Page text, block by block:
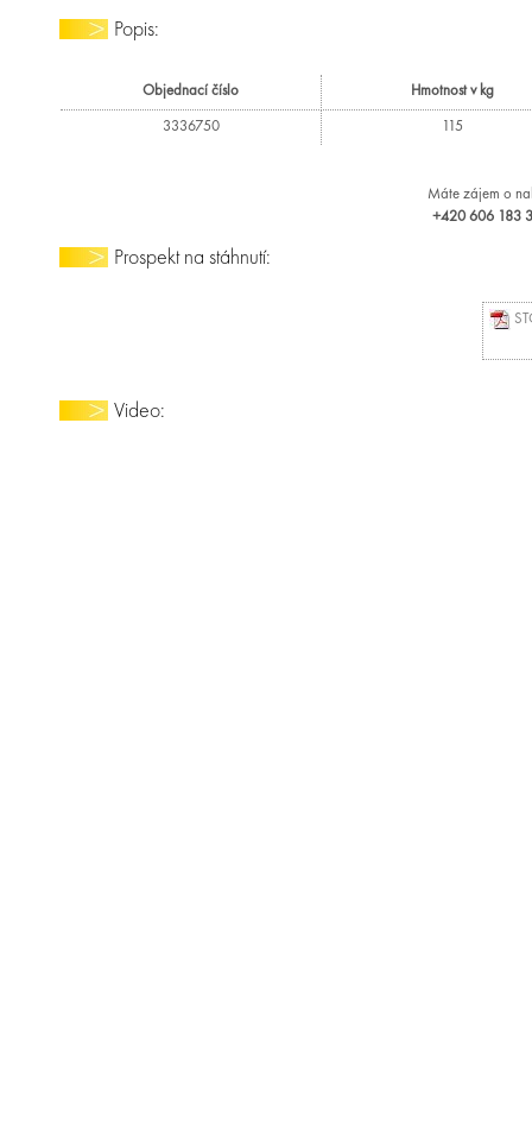
Popis:
Objednací číslo Hmotnost v kg
3336750 115
Máte zájem o
+420 606 183
Prospekt na stáhnutí:
Video: